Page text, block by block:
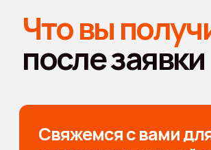
выбрать нас для
изготовления
печатей для ИП?
макета с нуля, до срочного изготовления печатей для
бизнеса.